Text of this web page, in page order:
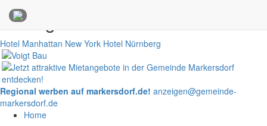
Anzeigen
Hotel Manhattan New York Hotel Nürnberg
Regional werben auf markersdorf.de! anzeigen@gemeinde-
markersdorf.de
Home